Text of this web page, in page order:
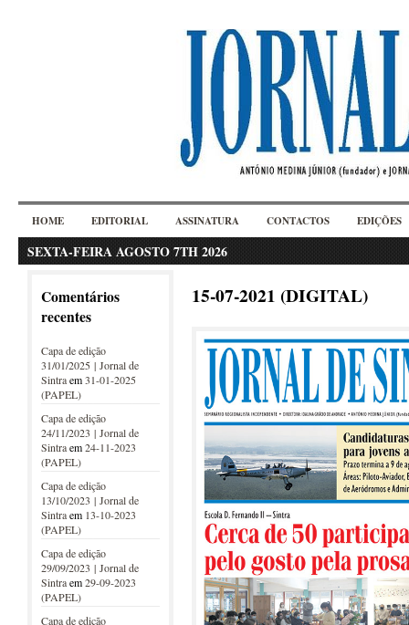
HOME EDITORIAL ASSINATURA CONTACTOS EDIÇÕES
SEXTA-FEIRA AGOSTO 7TH 2026
Comentários
recentes
Capa de edição
31/01/2025 | Jornal de
Sintraem31-01-2025
(PAPEL)
Capa de edição
24/11/2023 | Jornal de
Sintraem24-11-2023
(PAPEL)
Capa de edição
13/10/2023 | Jornal de
Sintraem 13-10-2023
(PAPEL)
Capa de edição
29/09/2023 | Jornal de
Sintraem29-09-2023
(PAPEL)
Capa de edição
15-07-2021 (DIGITAL)